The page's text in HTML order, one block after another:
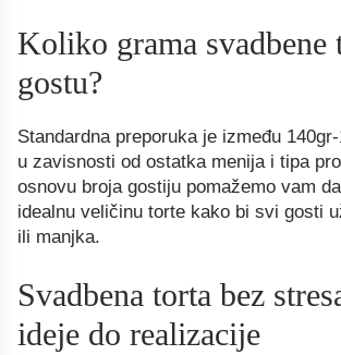
Koliko grama svadbene
gostu?
Standardna preporuka je između
u zavisnosti od ostatka menija i tipa
osnovu broja gostiju pomažemo vam
idealnu veličinu torte kako bi svi gosti
ili manjka.
Svadbena torta bez
ideje do realizacije